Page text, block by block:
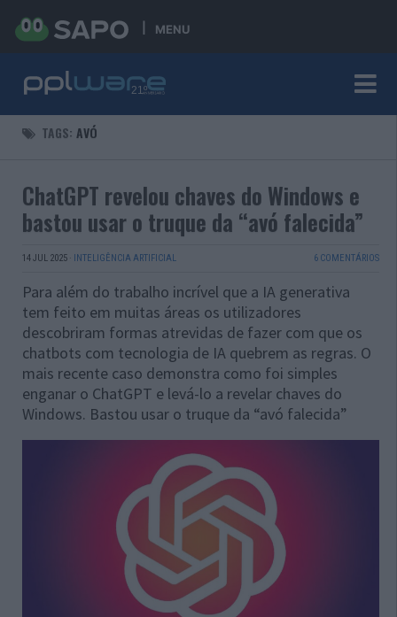
MENU
TAGS: AVÓ
ChatGPT revelou chaves do Windows e
bastou usar o truque da “avó falecida”
14 JUL 2025 · INTELIGÊNCIA ARTIFICIAL 6 COMENTÁRIOS
Para além do trabalho incrível que a IA generativa
tem feito em muitas áreas os utilizadores
descobriram formas atrevidas de fazer com que os
chatbots com tecnologia de IA quebrem as regras. O
mais recente caso demonstra como foi simples
enganar o ChatGPT e levá-lo a revelar chaves do
Windows. Bastou usar o truque da “avó falecida”